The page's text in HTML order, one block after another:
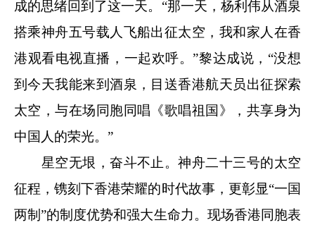
成的思绪回到了这一天。“那一天，杨利伟从酒泉
搭乘神舟五号载人飞船出征太空，我和家人在香
港观看电视直播，一起欢呼。”黎达成说，“没想
到今天我能来到酒泉，目送香港航天员出征探索
太空，与在场同胞同唱《歌唱祖国》，共享身为
中国人的荣光。”
星空无垠，奋斗不止。神舟二十三号的太空
征程，镌刻下香港荣耀的时代故事，更彰显“一国
两制”的制度优势和强大生命力。现场香港同胞表